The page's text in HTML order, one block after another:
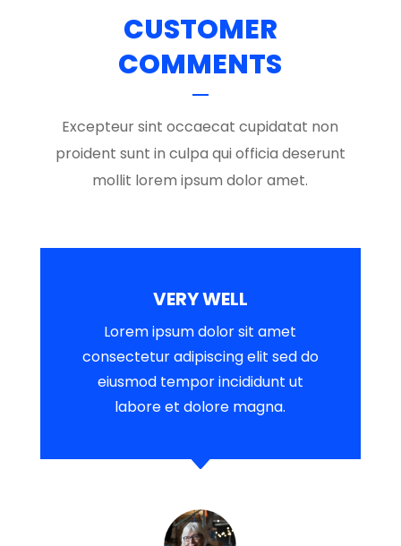
CUSTOMER
COMMENTS
Excepteur sint occaecat cupidatat non
proident sunt in culpa qui officia deserunt
mollit lorem ipsum dolor amet.
VERY WELL
Lorem ipsum dolor sit amet
consectetur adipiscing elit sed do
eiusmod tempor incididunt ut
labore et dolore magna.
C